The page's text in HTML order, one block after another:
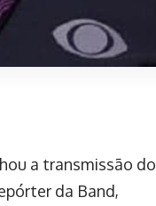
a transmissão do
da Band,